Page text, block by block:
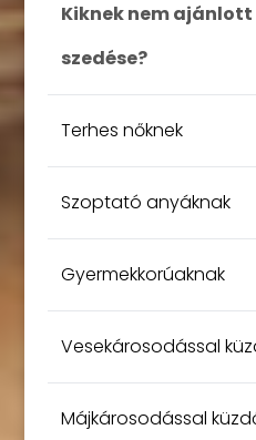
Kiknek nem
szedése?
Terhes nőknek
Szoptató anyáknak
Gyermekkorúaknak
Vesekárosodással
Májkárosodással